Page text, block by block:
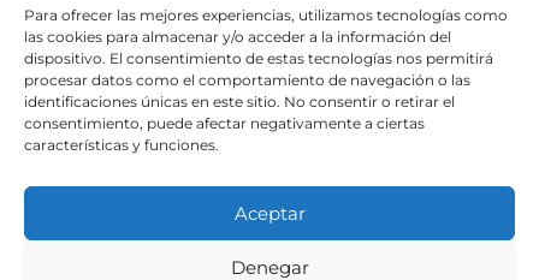
Para ofrecer las mejores experiencias, utilizamos tecnologías como
las cookies para almacenar y/o acceder a la información del
dispositivo. El consentimiento de estas tecnologías nos permitirá
procesar datos como el comportamiento de navegación o las
identificaciones únicas en este sitio. No consentir o retirar el
consentimiento, puede afectar negativamente a ciertas
características y funciones.
Aceptar
Denegar
SÍGUENOS